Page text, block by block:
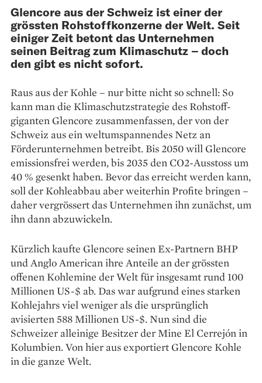
Glencore aus der Schweiz ist einer der
grössten Rohstoffkonzerne der Welt. Seit
einiger Zeit betont das Unternehmen
seinen Beitrag zum Klimaschutz – doch
den gibt es nicht sofort.
Raus aus der Kohle – nur bitte nicht so schnell: So
kann man die Klimaschutzstrategie des Rohstoff­
giganten Glencore zusammenfassen, der von der
Schweiz aus ein weltumspannendes Netz an
Förderunternehmen betreibt. Bis 2050 will ­Glencore
emissionsfrei werden, bis 2035 den CO2-Ausstoss um
40 % gesenkt haben. Bevor das erreicht werden kann,
soll der Kohleabbau aber weiterhin Profite bringen –
daher vergrössert das Unternehmen ihn zunächst, um
ihn dann abzuwickeln.
Kürzlich kaufte Glencore seinen Ex-Partnern BHP
und Anglo American ihre Anteile an der grössten
offenen Kohlemine der Welt für insgesamt rund 100
Millionen US-$ ab. Das war aufgrund eines starken
Kohlejahrs viel weniger als die ursprünglich
avisierten 588 Millionen US-$. Nun sind die
Schweizer alleinige Besitzer der Mine El Cerrejón in
Kolumbien. Von hier aus exportiert Glencore Kohle
in die ganze Welt.